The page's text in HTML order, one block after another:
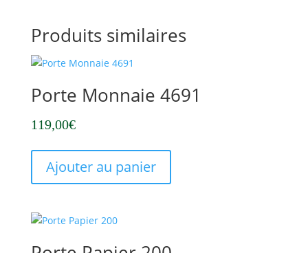
Produits similaires
Porte Monnaie 4691
119,00€
Ajouter au panier